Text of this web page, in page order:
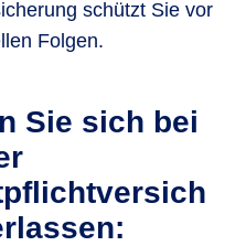
schützt Sie vor
Folgen.
Sie sich bei